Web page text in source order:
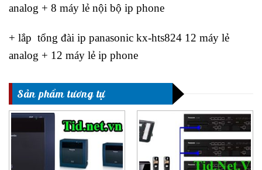
analog + 8 máy lẻ nội bộ ip phone
+ lắp tổng đài ip panasonic kx-hts824 12 máy lẻ
analog + 12 máy lẻ ip phone
Sản phẩm tương tự